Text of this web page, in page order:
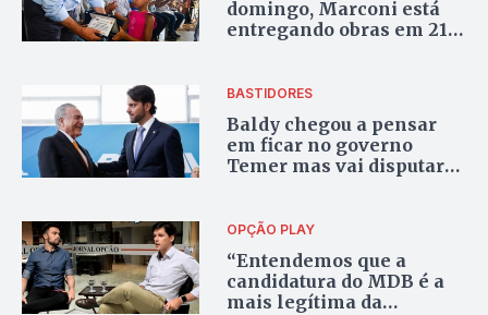
domingo, Marconi está
entregando obras em 21
BASTIDORES
Baldy chegou a pensar
em ficar no governo
Temer mas vai disputar
OPÇÃO PLAY
“Entendemos que a
candidatura do MDB é a
mais legítima da